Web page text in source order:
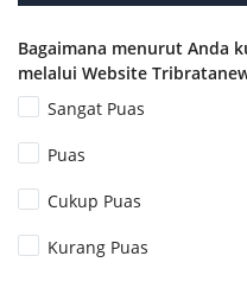
Bagaimana menurut Anda
melalui Website
Sangat Puas
Puas
Cukup Puas
Kurang Puas